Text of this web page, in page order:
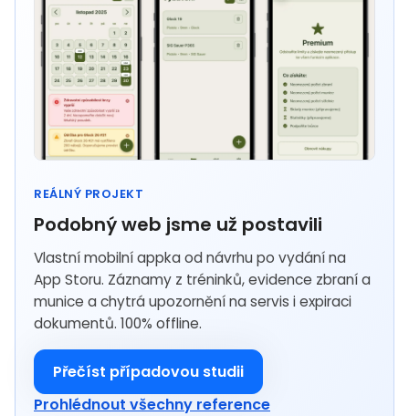
REÁLNÝ PROJEKT
Podobný web jsme už postavili
Vlastní mobilní appka od návrhu po vydání na
App Storu. Záznamy z tréninků, evidence zbraní a
munice a chytrá upozornění na servis i expiraci
dokumentů. 100% offline.
Přečíst případovou studii
Prohlédnout všechny reference